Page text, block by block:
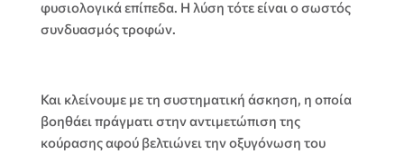
φυσιολογικά επίπεδα. Η λύση τότε είναι ο σωστός
συνδυασμός τροφών.
Και κλείνουμε με τη συστηματική άσκηση, η οποία
βοηθάει πράγματι στην αντιμετώπιση της
κούρασης αφού βελτιώνει την οξυγόνωση του